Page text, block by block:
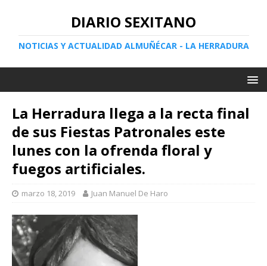
DIARIO SEXITANO
NOTICIAS Y ACTUALIDAD ALMUÑÉCAR - LA HERRADURA
La Herradura llega a la recta final
de sus Fiestas Patronales este
lunes con la ofrenda floral y
fuegos artificiales.
marzo 18, 2019 Juan Manuel De Haro